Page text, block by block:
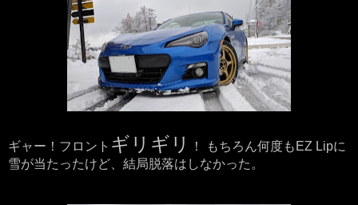
ギャー！フロント ギリギリ
！ もちろん何度もEZ Lipに
雪が当たったけど、結局脱落はしなかった。